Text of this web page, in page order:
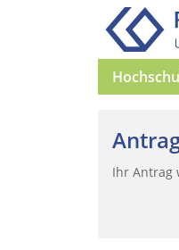
Ihr Antrag